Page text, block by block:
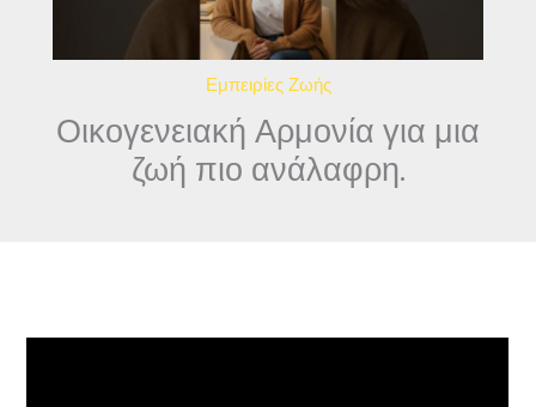
Εμπειρίες Ζωής
Οικογενειακή Αρμονία για μια
ζωή πιο ανάλαφρη.